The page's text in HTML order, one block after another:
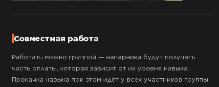
Совместная работа
Работать можно группой — напарники будут получать
часть оплаты, которая зависит от их уровня навыка.
Прокачка навыка при этом идёт у всех участников группы.